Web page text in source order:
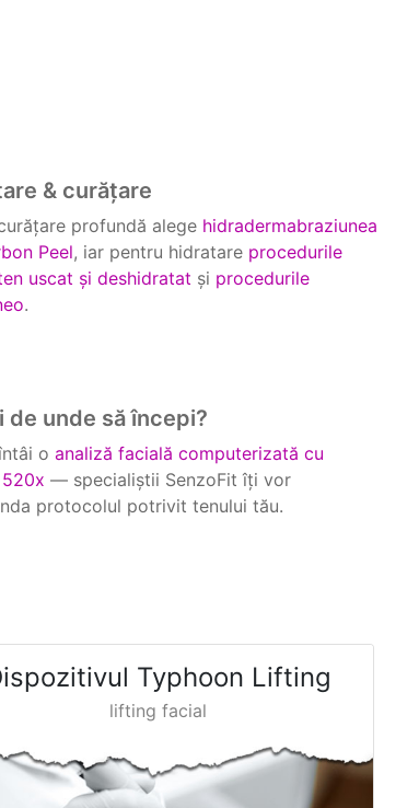
& curățare
profundă alege hidradermabraziunea
Peel, iar pentru hidratare procedurile
uscat și deshidratat și procedurile
.
de unde să începi?
o analiză facială computerizată cu
— specialiștii SenzoFit îți vor
protocolul potrivit tenului tău.
Typhoon Lifting
lifting facial